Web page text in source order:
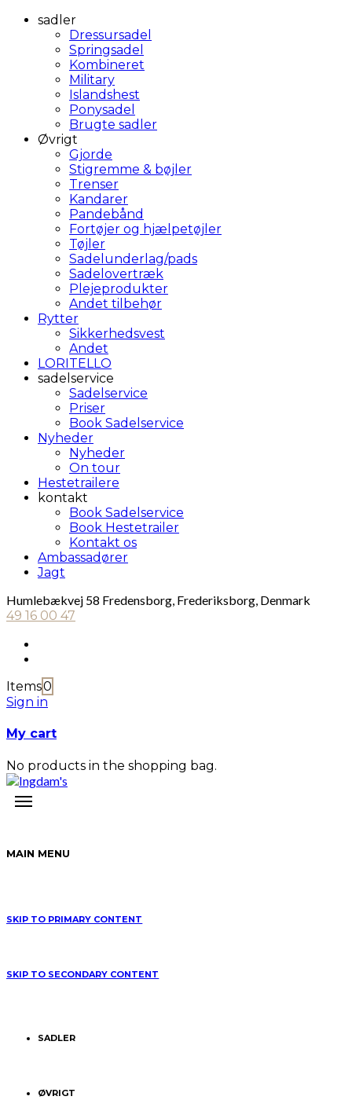
sadler
Dressursadel
Springsadel
Kombineret
Military
Islandshest
Ponysadel
Brugte sadler
Øvrigt
Gjorde
Stigremme & bøjler
Trenser
Kandarer
Pandebånd
Fortøjer og hjælpetøjler
Tøjler
Sadelunderlag/pads
Sadelovertræk
Plejeprodukter
Andet tilbehør
Rytter
Sikkerhedsvest
Andet
LORITELLO
sadelservice
Sadelservice
Priser
Book Sadelservice
Nyheder
Nyheder
On tour
Hestetrailere
kontakt
Book Sadelservice
Book Hestetrailer
Kontakt os
Ambassadører
Jagt
Humlebækvej 58 Fredensborg, Frederiksborg, Denmark
49 16 00 47
Items0
Sign in
My cart
No products in the shopping bag.
MAIN MENU
SKIP TO PRIMARY CONTENT
SKIP TO SECONDARY CONTENT
SADLER
ØVRIGT